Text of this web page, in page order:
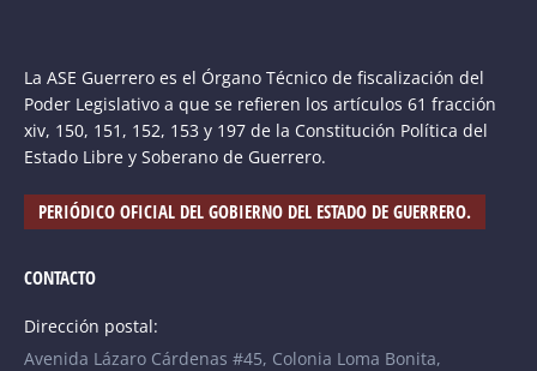
La ASE Guerrero es el Órgano Técnico de fiscalización del
Poder Legislativo a que se refieren los artículos 61 fracción
xiv, 150, 151, 152, 153 y 197 de la Constitución Política del
Estado Libre y Soberano de Guerrero.
PERIÓDICO OFICIAL DEL GOBIERNO DEL ESTADO DE GUERRERO.
CONTACTO
Dirección postal:
Avenida Lázaro Cárdenas #45, Colonia Loma Bonita,